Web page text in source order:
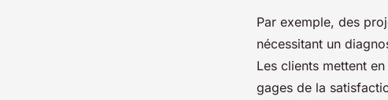
Par exemple, des
nécessitant un
Les clients mettent
gages de la